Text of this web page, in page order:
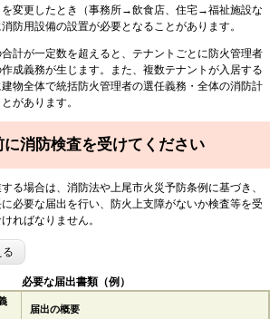
変更したとき（事務所→飲食店、住宅→福祉施設な
防用設備の設置が必要となることがあります。
計が一定数を超えると、テナントごとに防火管理者
成義務が生じます。また、複数テナントが入居する
物全体で統括防火管理者の選任義務・全体の消防計
があります。
に消防検査を受けてください
る場合は、消防法や上尾市火災予防条例に基づき、
必要な届出を行い、防火上支障がないか検査等を受
ればなりません。
必要な届出書類（例）
届出の概要